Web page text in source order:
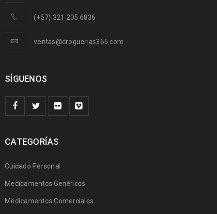
(+57) 321 205 6836
ventas@droguerias365.com
SÍGUENOS
CATEGORÍAS
Cuidado Personal
Medicamentos Genéricos
Medicamentos Comerciales